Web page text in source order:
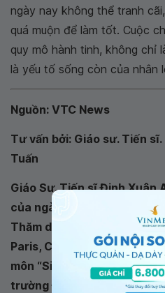
ngày nay không thể tranh
quá muộn để làm tốt. Cuộc
quy mô hành tinh, không chỉ
là yếu tố sống còn của nhân
Nguồn: VTC News
Tư vấn bởi: Giáo sư. Tiến
Tuấn
Giáo Sư. Tiến sĩ Đinh Xuân
của ngành Hô hấp Pháp và
Thăm dò chức năng Hô
Paris, Chủ nhiệm Y khoa
môn “Sinh lý - Dược lý -
trường Đại học Y Paris